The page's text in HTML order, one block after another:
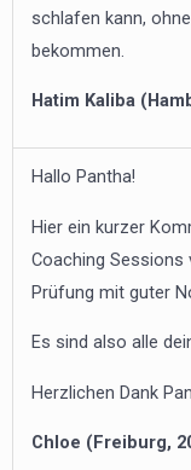
schlafen kann,
bekommen.
Hatim Kaliba
Hallo Pantha!
Hier ein kurzer
Coaching Sessions
Prüfung mit guter
Es sind also alle
Herzlichen Dank
Chloe (Freiburg,